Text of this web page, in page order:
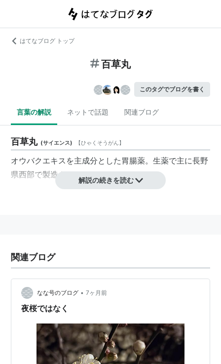
はてなブログ トップ
百草丸
このタグでブログを書く
言葉の解説 ネットで話題 関連ブログ
百草丸 (サイエンス) 【ひゃくそうがん】
オウバクエキスを主成分とした胃腸薬。生薬で主に長野
県西部で製造されている。
解説の続きを読む
関連ブログ
なな号のブログ • 7ヶ月前
夜桜ではなく